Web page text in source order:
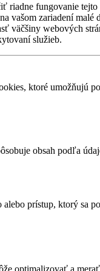
riadne fungovanie
vašom zariadení malé
väčšiny webových
služieb.
ktoré umožňujú
obsah podľa
alebo prístup, ktorý sa
optimalizovať a